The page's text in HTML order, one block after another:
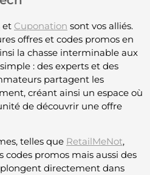
et Cuponation sont vos alliés.
offres et codes promos en
la chasse interminable aux
: des experts et des
partagent les
créant ainsi un espace où
de découvrir une offre
telles que RetailMeNot,
promos mais aussi des
directement dans